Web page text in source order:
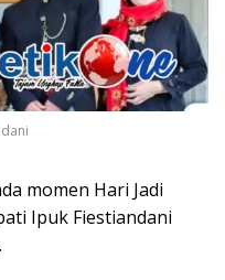
momen Hari Jadi
Ipuk Fiestiandani